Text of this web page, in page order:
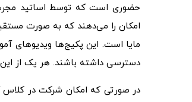
حضوری است که توسط اساتید مجرب
امکان را می‌دهند که به صورت
مایا است. این پکیج‌ها ویدیوهای
دسترسی داشته باشند. هر یک از این
در صورتی که امکان شرکت در کلاس